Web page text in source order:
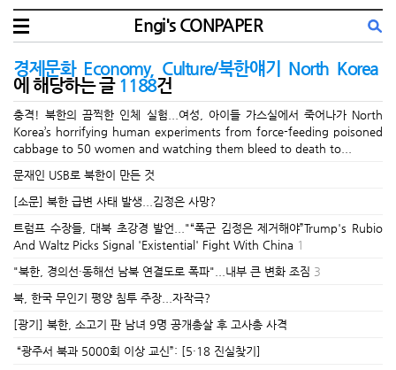
Engi's CONPAPER
경제문화 Economy, Culture/북한얘기 North Korea
에 해당하는 글 1188건
충격! 북한의 끔찍한 인체 실험...여성, 아이들 가스실에서 죽어나가 North
Korea’s horrifying human experiments from force-feeding poisoned
cabbage to 50 women and watching them bleed to death to...
문재인 USB로 북한이 만든 것
[소문] 북한 급변 사태 발생...김정은 사망?
트럼프 수장들, 대북 초강경 발언..."“폭군 김정은 제거해야”Trump's Rubio
And Waltz Picks Signal 'Existential' Fight With China 1
"북한, 경의선·동해선 남북 연결도로 폭파"...내부 큰 변화 조짐 3
북, 한국 무인기 평양 침투 주장...자작극?
[광기] 북한, 소고기 판 남녀 9명 공개총살 후 고사총 사격
“광주서 북과 5000회 이상 교신”: [5·18 진실찾기]